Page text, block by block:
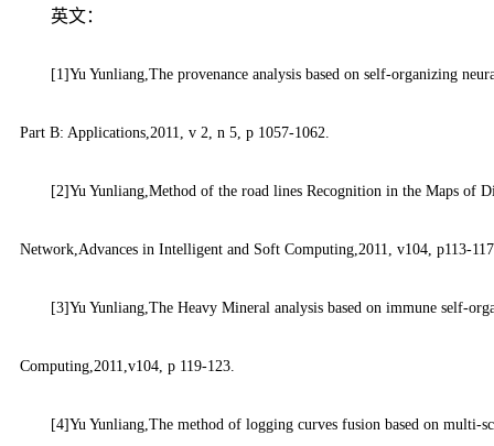
英文：
[1]Yu Yunliang,The provenance analysis based on self-organizing
Part B: Applications,2011, v 2, n 5, p 1057-1062.
[2]Yu Yunliang,Method of the road lines Recognition in the Maps of
Network,Advances in Intelligent and Soft Computing,2011, v104, p113-
[3]Yu Yunliang,The Heavy Mineral analysis based on immune self-
Computing,2011,v104, p 119-123.
[4]Yu Yunliang,The method of logging curves fusion based on multi-